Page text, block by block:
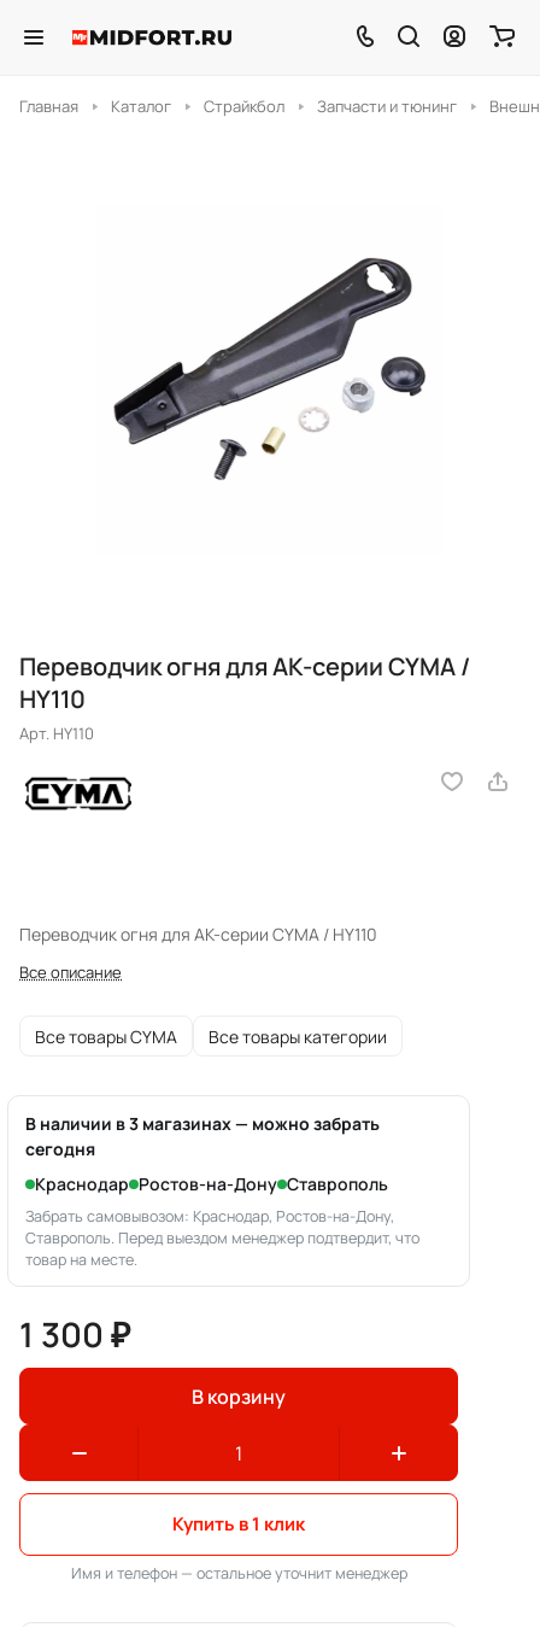
Главная Каталог Страйкбол Запчасти и тюнинг
Переводчик огня для АК-серии CYMA /
HY110
Арт. HY110
Переводчик огня для АК-серии CYMA / HY110
Все описание
Все товары CYMA Все товары категории
В наличии в 3 магазинах — можно забрать
сегодня
Краснодар Ростов-на-Дону Ставрополь
Забрать самовывозом: Краснодар, Ростов-на-Дону,
Ставрополь. Перед выездом менеджер подтвердит, что
товар на месте.
1 300 ₽
В корзину
Купить в 1 клик
Имя и телефон — остальное уточнит менеджер